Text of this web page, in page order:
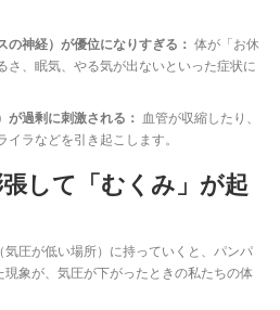
の神経）が優位になりすぎる： 体が「お休
さ、眠気、やる気が出ないといった症状に
が過剰に刺激される： 血管が収縮したり、
ラなどを引き起こします。
して「むくみ」が起
圧が低い場所）に持っていくと、パンパ
象が、気圧が下がったときの私たちの体